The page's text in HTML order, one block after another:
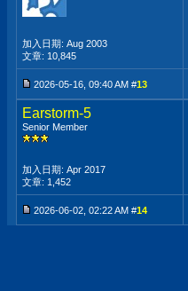
加入日期: Aug 2003
文章: 10,845
2026-05-16, 09:40 AM #13
Earstorm-5
Senior Member
加入日期: Apr 2017
文章: 1,452
2026-06-02, 02:22 AM #14